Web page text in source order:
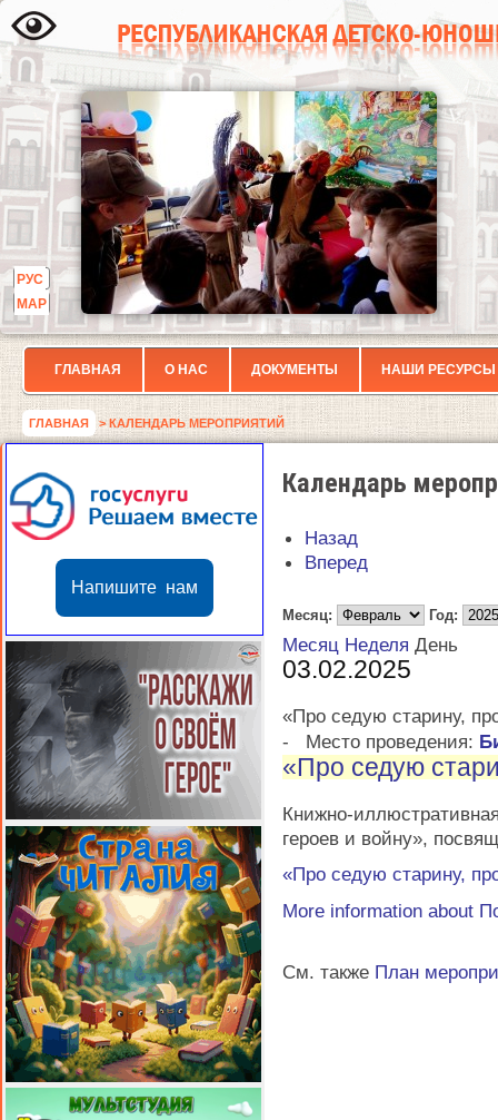
РУС
МАР
ГЛАВНАЯ О НАС ДОКУМЕНТЫ НАШИ РЕСУРСЫ
ГЛАВНАЯ > КАЛЕНДАРЬ МЕРОПРИЯТИЙ
Напишите нам
Календарь
Назад
Вперед
Месяц: Год:
Месяц Неделя День
03.02.2025
«Про седую старину,
-
Место проведения:
«Про седую
Книжно-
героев и войну»,
«Про седую старину,
More information about
См. также План